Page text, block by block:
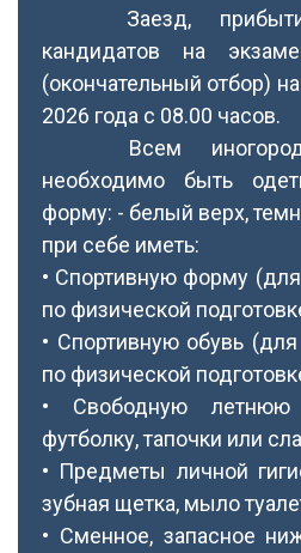
Заезд, прибытие
кандидатов на
(окончательный отбор)
2026 года с 08.00 часов.
Всем
необходимо быть
форму: - белый верх,
при себе иметь:
• Спортивную форму
по физической
• Спортивную обувь
по физической
• Свободную
футболку, тапочки или
• Предметы личной
зубная щетка, мыло
• Сменное, запасное